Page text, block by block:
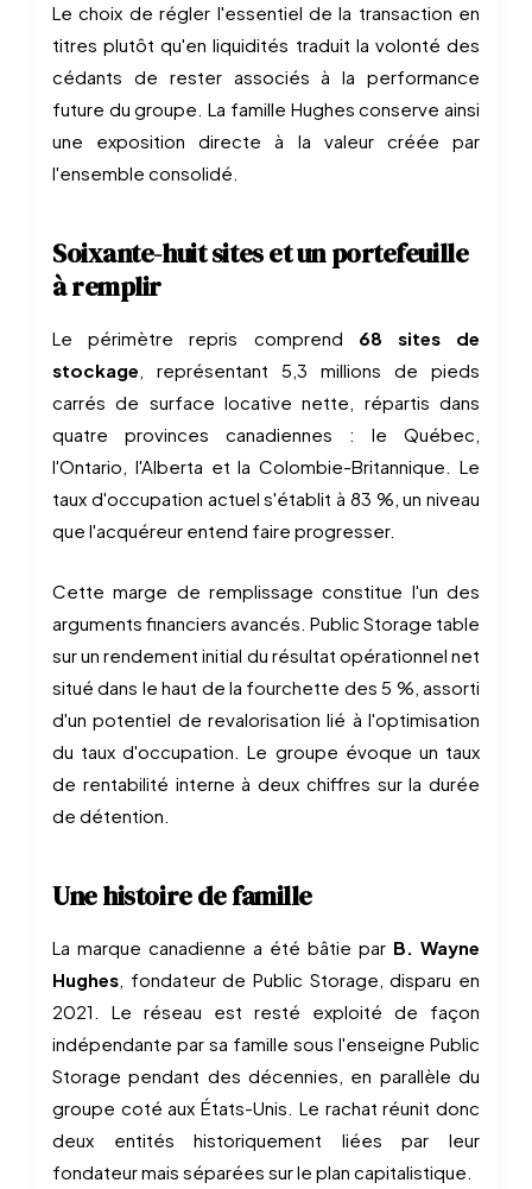
Le choix de régler l'essentiel de la transaction en
titres plutôt qu'en liquidités traduit la volonté des
cédants de rester associés à la performance
future du groupe. La famille Hughes conserve ainsi
une exposition directe à la valeur créée par
l'ensemble consolidé.
Soixante-huit sites et un portefeuille
à remplir
Le périmètre repris comprend 68 sites de
stockage, représentant 5,3 millions de pieds
carrés de surface locative nette, répartis dans
quatre provinces canadiennes : le Québec,
l'Ontario, l'Alberta et la Colombie-Britannique. Le
taux d'occupation actuel s'établit à 83 %, un niveau
que l'acquéreur entend faire progresser.
Cette marge de remplissage constitue l'un des
arguments financiers avancés. Public Storage table
sur un rendement initial du résultat opérationnel net
situé dans le haut de la fourchette des 5 %, assorti
d'un potentiel de revalorisation lié à l'optimisation
du taux d'occupation. Le groupe évoque un taux
de rentabilité interne à deux chiffres sur la durée
de détention.
Une histoire de famille
La marque canadienne a été bâtie par B. Wayne
Hughes, fondateur de Public Storage, disparu en
2021. Le réseau est resté exploité de façon
indépendante par sa famille sous l'enseigne Public
Storage pendant des décennies, en parallèle du
groupe coté aux États-Unis. Le rachat réunit donc
deux entités historiquement liées par leur
fondateur mais séparées sur le plan capitalistique.